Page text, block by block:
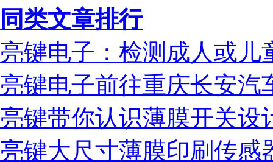
同类文章排行
亮键电子：检测成人或儿
亮键电子前往重庆长安汽
亮键带你认识薄膜开关设
亮键大尺寸薄膜印刷传感